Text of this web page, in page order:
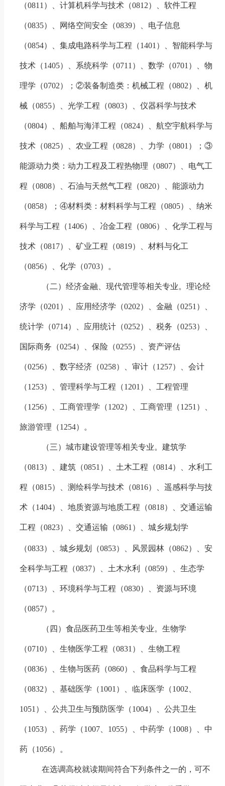
（0811 ）、计算机科学与技术（0812）、软件工程
（0835）、网络空间安全（0839）、电子信息
（0854）、集成电路科学与工程（1401 ）、智能科学与
技术 （1405） 、系统科学（0711 ）、数学（0701 ）、物
理学（0702）；②装备制造类：机械工程（0802）、机
械（0855）、光学工程（0803）、仪器科学与技术
（0804）、船舶与海洋工程（0824）、航空宇航科学与
技术（0825）、 农业工程（0828） 、力学（0801 ）；③
能源动力类：动力工程及工程热物理（0807）、电气工
程（0808）、石油与天然气工程（0820）、能源动力
（0858）；④材料类：材料科学与工程（0805）、纳米
科学与工程（1406）、冶金工程（0806）、化学工程与
技术（0817） 矿业工程（0819）、材料与化工
（0856）、化学（0703）。
（二）经济金融、现代管理等相关专业。 理论经
济学（0201 ）、应用经济学（0202）、金融（0251 ）、
统计学（0714）、应用统计（0252）、税务（0253）、
国际商务（0254）、保险（0255）、资产评估
（0256）、数字经济 （0258） 、审计（1257）、会计
（1253）、管理科学与工程（1201 ）、工程管理
（1256）、工商管理学（1202）、工商管理（1251 ）、
旅游管理（1254）。
（三）城市建设管理等相关专业。 建筑学
（0813）、建筑（0851 ）、土木工程（0814）、水利工
程（0815）、测绘科学与技术（0816）、遥感科学与技
术（1404）、地质资源与地质工程（0818）、交通运输
工程（0823）、交通运输（0861 ）、城乡规划学
（0833）、城乡规划（0853）、 风景园林 （0862）、安
全科学与工程（0837）、土木水利（0859）、生态学
（0713）、环境科学与工程（0830）、资源与环境
（0857）。
（四） 食品医药卫生等相关专业。 生物学
（0710）、生物医学工程（0831 ）、生物工程
（0836）、生物与医药（0860）、 食品科学与工程
（0832）、 基础医学（1001 ）、临床医学（1002
1051 ）、公共卫生与预防医学（1004）、公共卫生
（1053）、药学（1007 1055）、中药学（1008）、中
药（1056）。
在选调高校就读期间符合下列条件之一的，可不